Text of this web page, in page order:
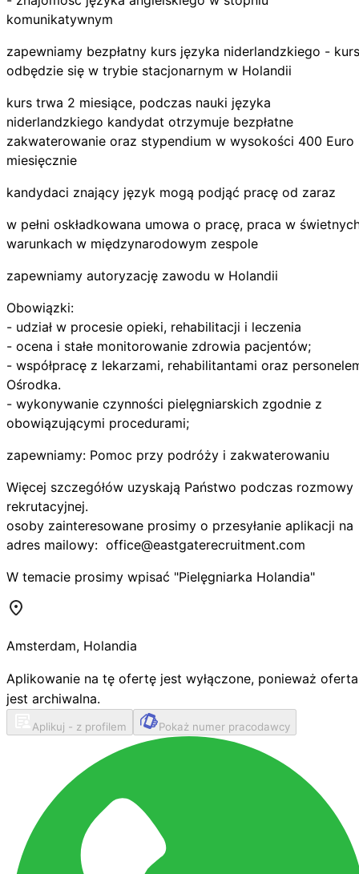
komunikatywnym
zapewniamy bezpłatny kurs języka niderlandzkiego - kurs
odbędzie się w trybie stacjonarnym w Holandii
kurs trwa 2 miesiące, podczas nauki języka
niderlandzkiego kandydat otrzymuje bezpłatne
zakwaterowanie oraz stypendium w wysokości 400 Euro
miesięcznie
kandydaci znający język mogą podjąć pracę od zaraz
w pełni oskładkowana umowa o pracę, praca w
warunkach w międzynarodowym zespole
zapewniamy autoryzację zawodu w Holandii
Obowiązki:
- udział w procesie opieki, rehabilitacji i leczenia
- ocena i stałe monitorowanie zdrowia pacjentów;
- współpracę z lekarzami, rehabilitantami oraz
Ośrodka.
- wykonywanie czynności pielęgniarskich zgodnie z
obowiązującymi procedurami;
zapewniamy: Pomoc przy podróży i zakwaterowaniu
Więcej szczegółów uzyskają Państwo podczas rozmowy
rekrutacyjnej.
osoby zainteresowane prosimy o przesyłanie aplikacji na
adres mailowy: office@eastgaterecruitment.com
W temacie prosimy wpisać "Pielęgniarka Holandia"
Amsterdam, Holandia
Aplikowanie na tę ofertę jest wyłączone, ponieważ oferta
jest archiwalna.
Aplikuj - z profilem Pokaż numer pracodawcy